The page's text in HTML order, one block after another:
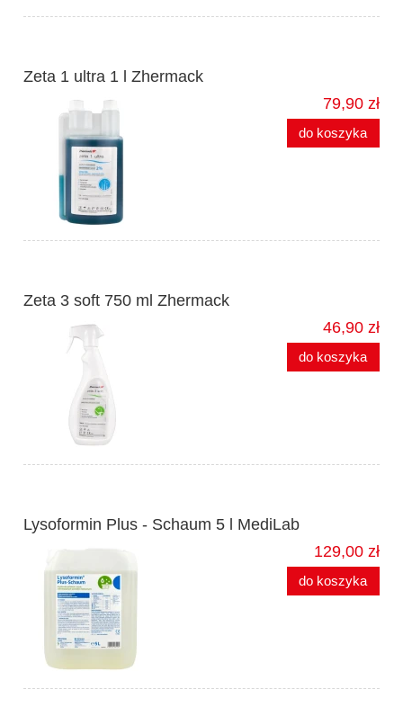
Zeta 1 ultra 1 l Zhermack
79,90 zł
do koszyka
Zeta 3 soft 750 ml Zhermack
46,90 zł
do koszyka
Lysoformin Plus - Schaum 5 l MediLab
129,00 zł
do koszyka